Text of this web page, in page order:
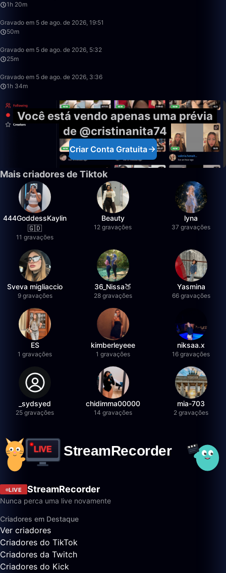
1h 20m
Gravado em 5 de ago. de 2026, 19:51
50m
Gravado em 5 de ago. de 2026, 5:32
25m
Gravado em 5 de ago. de 2026, 3:36
1h 34m
Você está vendo apenas uma prévia
de @cristinanita74
Criar Conta Gratuita
Mais criadores de Tiktok
444GoddessKaylin
🇬🇩
11 gravações
Beauty
12 gravações
lyna
37 gravações
Sveva migliaccio
9 gravações
36_Nissa🍑
28 gravações
Yasmina
66 gravações
ES
1 gravações
kimberleyeee
1 gravações
niksaa.x
16 gravações
_sydsyed
25 gravações
chidimma00000
14 gravações
mia-703
2 gravações
LIVE StreamRecorder
Nunca perca uma live novamente
Criadores em Destaque
Ver criadores
Criadores do TikTok
Criadores da Twitch
Criadores do Kick